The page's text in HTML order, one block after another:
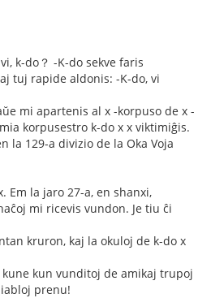
k-do？ -K-do sekve faris
tuj rapide aldonis: -K-do, vi
mi apartenis al x -korpuso de x -
korpusestro k-do x x viktimiĝis.
la 129-a divizio de la Oka Voja
Em la jaro 27-a, en shanxi,
mi ricevis vundon. Je tiu ĉi
kruron, kaj la okuloj de k-do x
kun vunditoj de amikaj trupoj
prenu!